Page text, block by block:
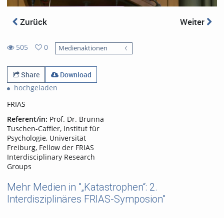
Zurück Weiter
505
views
0
favorites
Medienaktionen
Share
Download
hochgeladen
FRIAS
Referent/in: Prof. Dr. Brunna
Tuschen-Caffier, Institut für
Psychologie, Universität
Freiburg, Fellow der FRIAS
Interdisciplinary Research
Groups
Mehr Medien in "„Katastrophen“: 2.
Interdisziplinäres FRIAS-Symposion"